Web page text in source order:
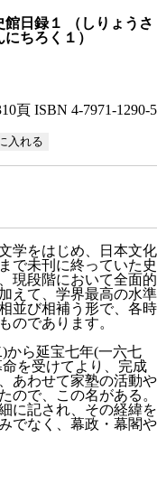
日録１
（しりょうさ
ちろく１）
頁 ISBN 4-7971-1290-5
学をはじめ、日本文化
で未刊に終っていた史
現段階において全面的
えて、学界最高の水準
並び相補う形で、各時
のであります。
から延宝七年(一六七
を受けてより、完成
あわせて家塾の活動や
ので、この名がある。
に記され、その経緯を
でなく、幕政・幕閣や